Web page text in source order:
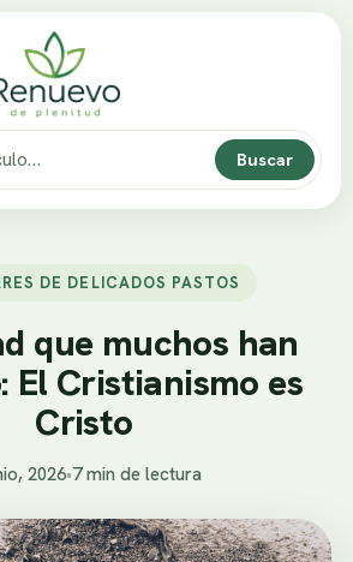
Buscar
DE DELICADOS PASTOS
que muchos han
El Cristianismo es
Cristo
2026•7 min de lectura